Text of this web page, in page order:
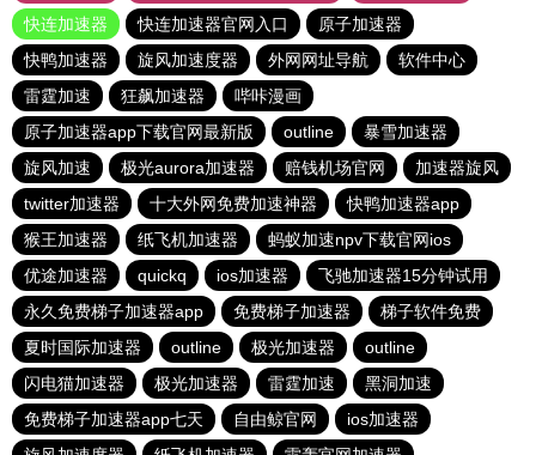
快连加速器
快连加速器官网入口
原子加速器
快鸭加速器
旋风加速度器 外网网址导航
软件中心
雷霆加速
狂飙加速器
哔咔漫画
原子加速器app下载官网最新版
outline
暴雪加速器
旋风加速
极光aurora加速器 赔钱机场官网
加速器旋风
twitter加速器
十大外网免费加速神器
快鸭加速器app
猴王加速器
纸飞机加速器
蚂蚁加速npv下载官网ios
优途加速器
quickq ios加速器
飞驰加速器15分钟试用
永久免费梯子加速器app
免费梯子加速器
梯子软件免费
夏时国际加速器
outline 极光加速器
outline
闪电猫加速器
极光加速器 雷霆加速
黑洞加速
免费梯子加速器app七天
自由鲸官网
ios加速器